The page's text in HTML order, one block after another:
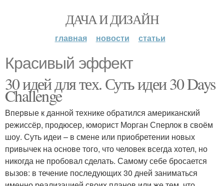
ДАЧА И ДИЗАЙН
главная новости статьи
Красивый эффект
30 идей для тех. Суть идеи 30 Days
Challenge
Впервые к данной технике обратился американский
режиссёр, продюсер, юморист Морган Сперлок в своём
шоу. Суть идеи – в смене или приобретении новых
привычек на основе того, что человек всегда хотел, но
никогда не пробовал сделать. Самому себе бросается
вызов: в течение последующих 30 дней заниматься